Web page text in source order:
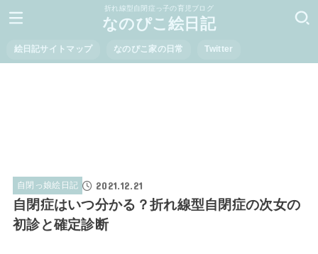
折れ線型自閉症っ子の育児ブログ
なのぴこ絵日記
絵日記サイトマップ なのぴこ家の日常 Twitter
自閉っ娘絵日記 2021.12.21
自閉症はいつ分かる？折れ線型自閉症の次女の
初診と確定診断